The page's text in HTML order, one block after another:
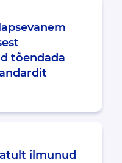
tõendada
ilmunud